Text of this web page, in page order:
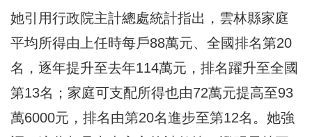
她引用行政院主計總處統計指出，雲林縣家庭
平均所得由上任時每戶88萬元、全國排名第20
名，逐年提升至去年114萬元，排名躍升至全國
第13名；家庭可支配所得也由72萬元提高至93
萬6000元，排名由第20名進步至第12名。她強